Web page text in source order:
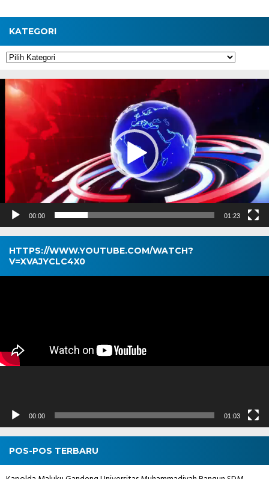
KATEGORI
Kategori
Pemutar
Video
00:00 01:23
HTTPS://WWW.YOUTUBE.COM/WATCH?
V=XVAJYCLC4X0
Pemutar
00:00 01:03
POS-POS TERBARU